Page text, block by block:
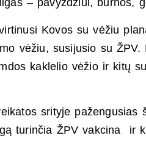
– pavyzdžiui, burnos,
Kovos su vėžiu
vėžiu, susijusio su
kaklelio vėžio ir kitų
srityje
turinčia ŽPV vakcina ir